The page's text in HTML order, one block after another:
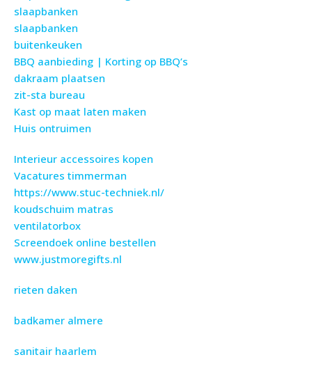
slaapbanken
slaapbanken
buitenkeuken
BBQ aanbieding | Korting op BBQ’s
dakraam plaatsen
zit-sta bureau
Kast op maat laten maken
Huis ontruimen
Interieur accessoires kopen
Vacatures timmerman
https://www.stuc-techniek.nl/
koudschuim matras
ventilatorbox
Screendoek online bestellen
www.justmoregifts.nl
rieten daken
badkamer almere
sanitair haarlem